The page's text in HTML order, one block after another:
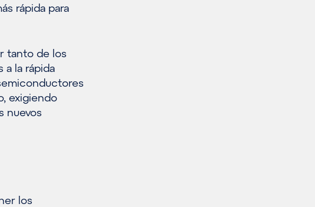
rápida para
tanto de los
a la rápida
exigiendo
nuevos
los